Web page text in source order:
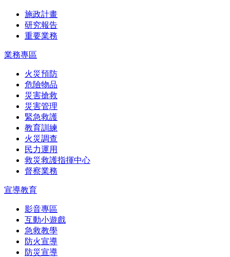
施政計畫
研究報告
重要業務
業務專區
火災預防
危險物品
災害搶救
災害管理
緊急救護
教育訓練
火災調查
民力運用
救災救護指揮中心
督察業務
宣導教育
影音專區
互動小遊戲
急救教學
防火宣導
防災宣導